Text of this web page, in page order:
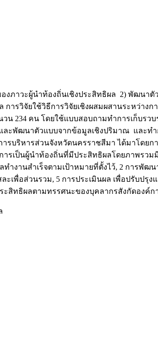
งภาวะผู้นำท้องถิ่นเชิงประสิทธิผล 2) พัฒนา
การวิจัยใช้วิธีการวิจัยเชิงผสมผสานระหว่า
น 234 คน โดยใช้แบบสอบถามทำการเก็บ
ละพัฒนาตัวแบบจากข้อมูลเชิงปริมาณ และท
บริหารส่วนจังหวัดนครราชสีมา ได้มาโดยก
ารเป็นผู้นำท้องถิ่นที่มีประสิทธิผลโดยภาพร
ทำงานสำเร็จตามเป้าหมายที่ตั้งไว้, 2 การ
ละเพื่อส่วนรวม, 5 การประเมินผล เพื่อปรับ
ะสิทธิผลตามทรรศนะของบุคลากรสังกัดอง